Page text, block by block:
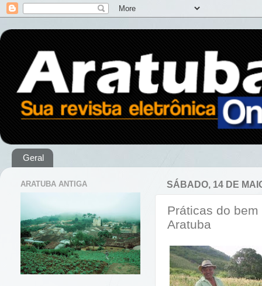
Geral
SÁBADO, 14 DE
Práticas do
Aratuba
ARATUBA ANTIGA